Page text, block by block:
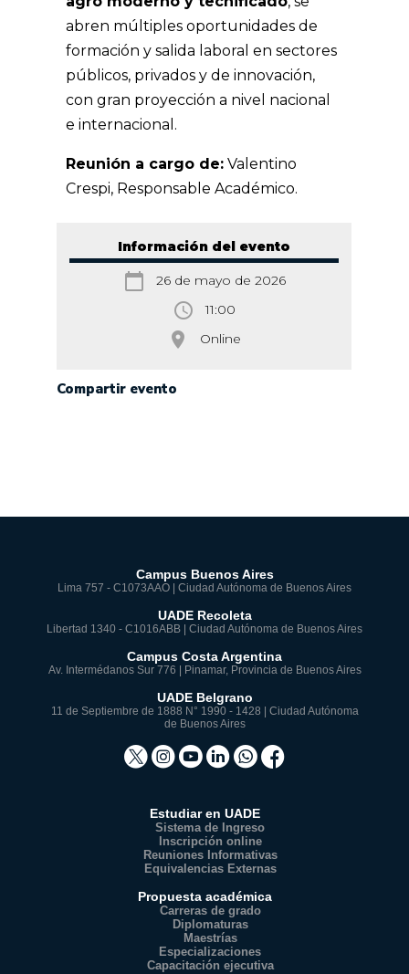
Información del evento
calendar_today 26 de mayo de 2026
access_time 11:00
room Online
Compartir evento
abren múltiples oportunidades de
formación y salida laboral en sectores
públicos, privados y de innovación,
con gran proyección a nivel nacional
e internacional.
Reunión a cargo de: Valentino
Crespi, Responsable Académico.
Campus Buenos Aires
Lima 757 - C1073AAO | Ciudad Autónoma de Buenos Aires
UADE Recoleta
Libertad 1340 - C1016ABB | Ciudad Autónoma de Buenos Aires
Campus Costa Argentina
Av. Intermédanos Sur 776 | Pinamar, Provincia de Buenos Aires
UADE Belgrano
11 de Septiembre de 1888 N° 1990 - 1428 | Ciudad Autónoma
de Buenos Aires
Estudiar en UADE
Sistema de Ingreso
Inscripción online
Reuniones Informativas
Equivalencias Externas
Propuesta académica
Carreras de grado
Diplomaturas
Maestrías
Especializaciones
Capacitación ejecutiva